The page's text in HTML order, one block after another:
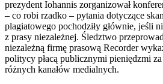
prezydent Iohannis zorganizował
– co robi rzadko – pytania dotyczące
plagiatowego pochodziły głównie, jeśli
z prasy niezależnej. Śledztwo
niezależną firmę prasową Recorder
politycy płacą publicznymi pieniędzmi
różnych kanałów medialnych.